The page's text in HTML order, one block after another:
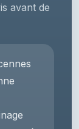
avant de